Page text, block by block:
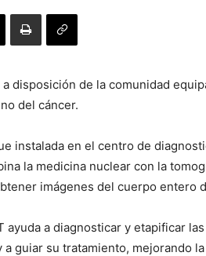
disposición de la comunidad
del cáncer.
instalada en el centro de
la medicina nuclear con la
imágenes del cuerpo entero
ayuda a diagnosticar y etapificar
guiar su tratamiento, mejorando